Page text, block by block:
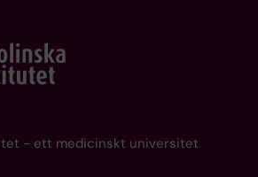
- ett medicinskt universitet